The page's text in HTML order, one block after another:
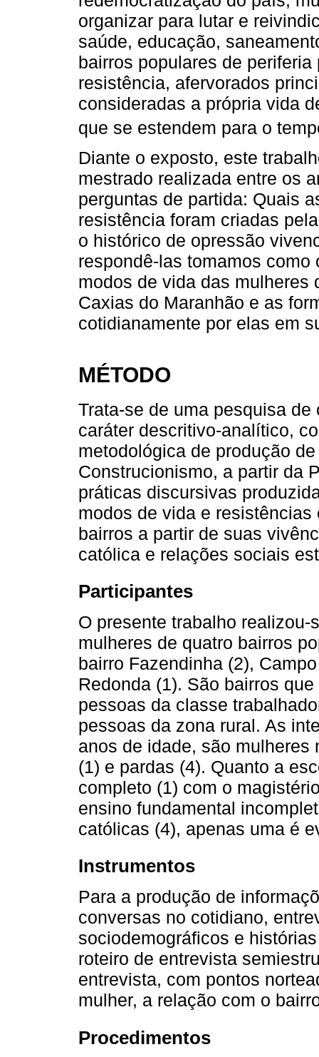
organizar para lutar e
saúde, educação,
bairros populares de
resistência, afervorados
consideradas a própria vida
que se estendem para o
Diante o exposto, este
mestrado realizada entre os
perguntas de partida: Quais
resistência foram criadas
o histórico de opressão
respondê-las tomamos
modos de vida das mulheres
Caxias do Maranhão e as
cotidianamente por elas em
MÉTODO
Trata-se de uma pesquisa
caráter descritivo-analítico,
metodológica de produção
Construcionismo, a partir da
práticas discursivas
modos de vida e
bairros a partir de suas
católica e relações sociais
Participantes
O presente trabalho
mulheres de quatro bairros
bairro Fazendinha (2),
Redonda (1). São bairros
pessoas da classe
pessoas da zona rural. As
anos de idade, são mulheres
(1) e pardas (4). Quanto a
completo (1) com o
ensino fundamental
católicas (4), apenas uma é
Instrumentos
Para a produção de
conversas no cotidiano,
sociodemográficos e
roteiro de entrevista
entrevista, com pontos
mulher, a relação com o
Procedimentos